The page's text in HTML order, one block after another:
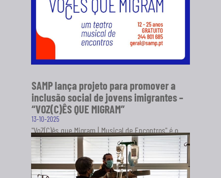
SAMP lança projeto para promover a
inclusão social de jovens imigrantes –
“VOZ(C)ÊS QUE MIGRAM”
13-10-2025
"VoZ(C)ês que Migram | Musical de Encontros" é o
novo projeto da Sociedade Artística Musical dos
Pousos (SAMP), em...
SABER MAIS